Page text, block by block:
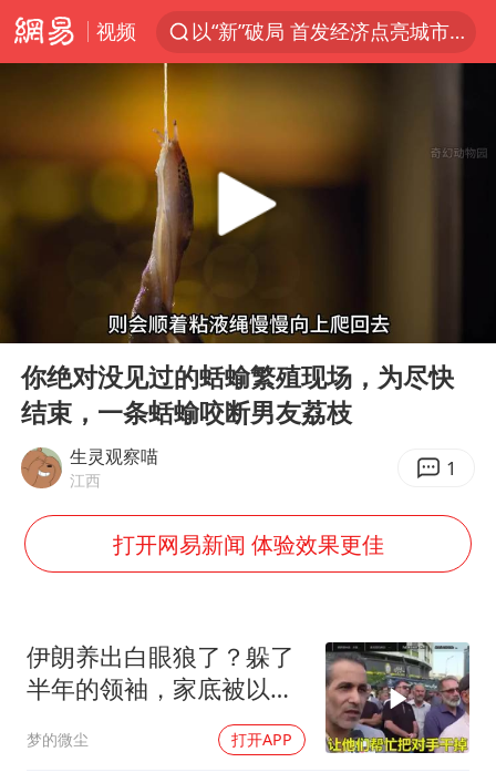
视频
以“新”破局 首发经济点亮城市消费活力
我国编制完成新版全月地质图
看守所辅警收受10万获刑1年
台风白海豚进入48小时警戒线
吉林一“温度计大楼”读数爆表
24小时不关空调 电费会更低吗
村民谈“梅姨”：叫的其实是“媒姨”
中国养老床位“三连降”
五粮液渠道价一箱上涨近百元
贵州轮胎子公司获美国退税8136万
曝韩足协曾为外籍裁判安排性招待
萧敬腾：不忍心让妻子承受生育的苦
奋进开新局 实干挑大梁
Play
你绝对没见过的蛞蝓繁殖现场，为尽快
结束，一条蛞蝓咬断男友荔枝
生灵观察喵
江西 1
打开网易新闻 体验效果更佳
伊朗养出白眼狼了？躲了
半年的领袖，家底被以色
梦的微尘 打开APP